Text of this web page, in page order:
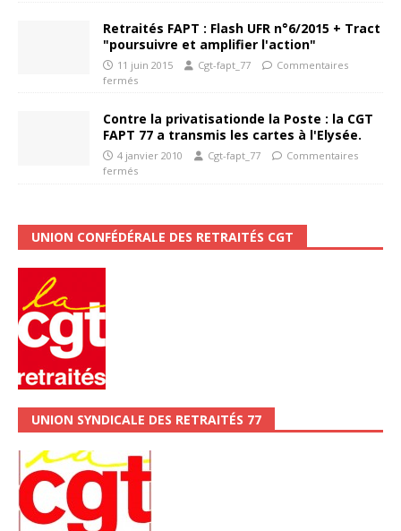
Retraités FAPT : Flash UFR n°6/2015 + Tract
"poursuivre et amplifier l'action"
11 juin 2015 Cgt-fapt_77
Commentaires
fermés
Contre la privatisationde la Poste : la CGT
FAPT 77 a transmis les cartes à l'Elysée.
4 janvier 2010 Cgt-fapt_77
Commentaires
fermés
UNION CONFÉDÉRALE DES RETRAITÉS CGT
UNION SYNDICALE DES RETRAITÉS 77